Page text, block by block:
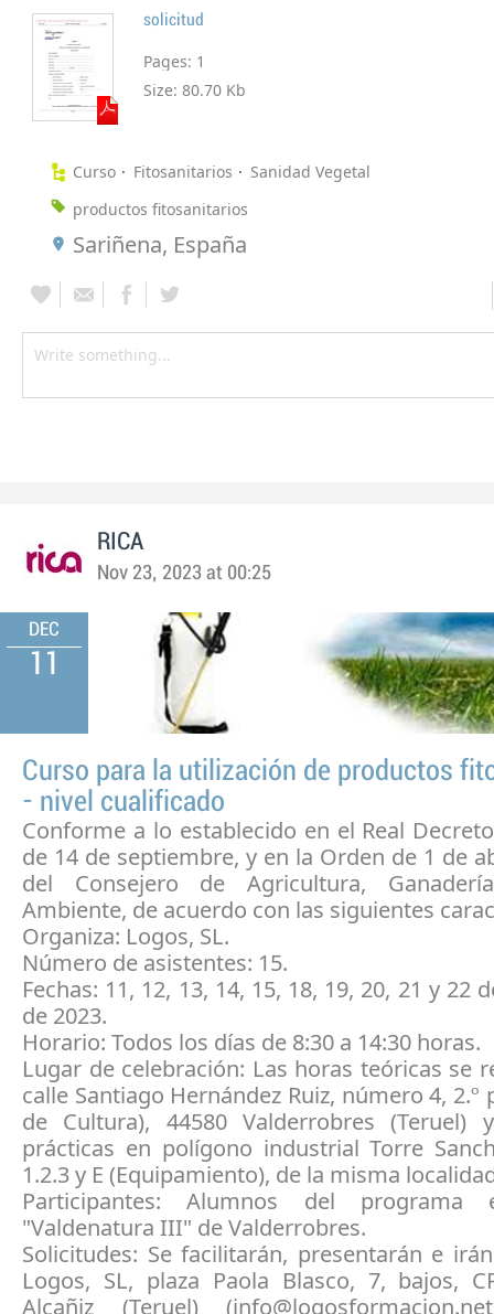
solicitud
Pages: 1
Size: 80.70 Kb
Curso Fitosanitarios
Sanidad Vegetal
productos fitosanitarios
Sariñena, España
RICA
Nov 23, 2023 at 00:25
DEC
11
Curso para la utilización de productos
- nivel cualificado
Conforme a lo establecido en el Real
de 14 de septiembre, y en la Orden de 1 de
del Consejero de Agricultura,
Ambiente, de acuerdo con las siguientes
Organiza: Logos, SL.
Número de asistentes: 15.
Fechas: 11, 12, 13, 14, 15, 18, 19, 20, 21 y 22
de 2023.
Horario: Todos los días de 8:30 a 14:30 horas.
Lugar de celebración: Las horas teóricas se
calle Santiago Hernández Ruiz, número 4, 2.º
de Cultura), 44580 Valderrobres (Teruel)
prácticas en polígono industrial Torre
1.2.3 y E (Equipamiento), de la misma
Participantes: Alumnos del programa
"Valdenatura III" de Valderrobres.
Solicitudes: Se facilitarán, presentarán e
Logos, SL, plaza Paola Blasco, 7, bajos,
Alcañiz (Teruel)